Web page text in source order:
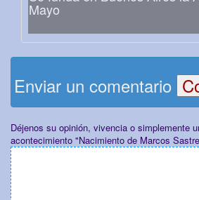
Mayo
Enviar un comentario
Déjenos su opinión, vivencia o simplemente
acontecimiento "Nacimiento de Marcos